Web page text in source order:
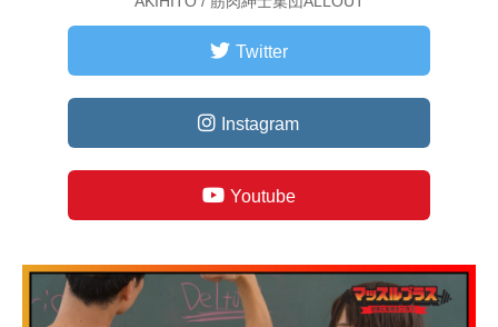
Twitter
Instagram
Youtube